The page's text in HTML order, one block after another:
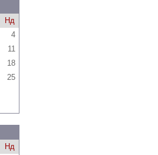
Нд
4
11
18
25
Нд